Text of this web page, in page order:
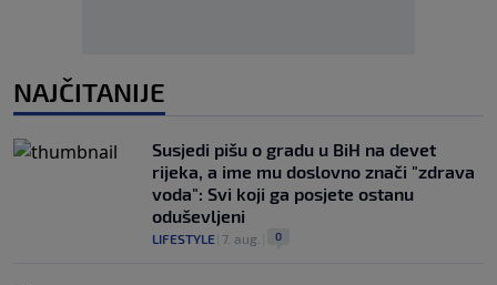
NAJČITANIJE
Susjedi pišu o gradu u BiH na devet
rijeka, a ime mu doslovno znači "zdrava
voda": Svi koji ga posjete ostanu
oduševljeni
LIFESTYLE 7. aug. 0